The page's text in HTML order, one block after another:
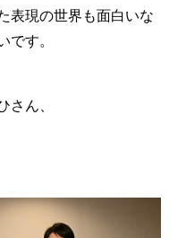
表現の世界も面白いな
です。
さん、